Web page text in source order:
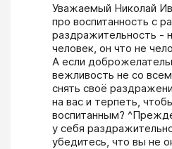
Уважаемый Николай
про воспитанность с
раздражительность -
человек, он что не
А если
вежливость не со
снять своё
на вас и терпеть,
воспитанным?
у себя
убедитесь, что вы не